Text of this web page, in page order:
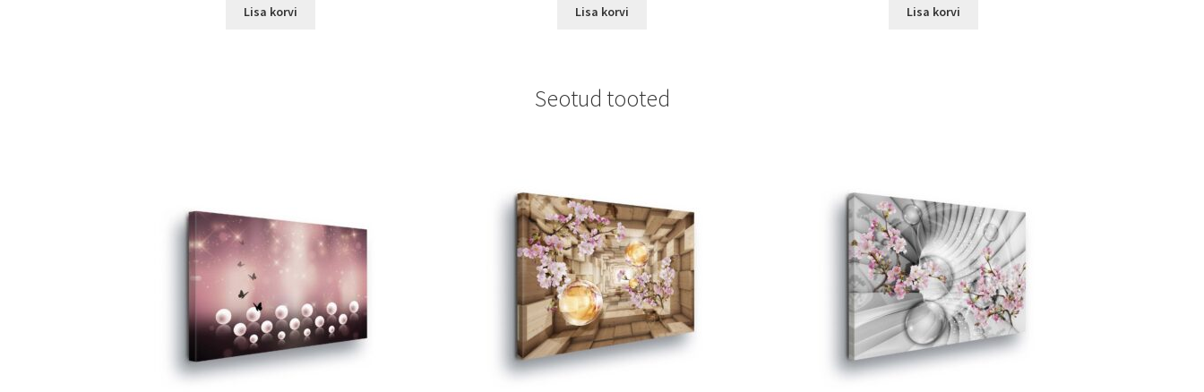
Lisa korvi Lisa korvi Lisa korvi
Seotud tooted